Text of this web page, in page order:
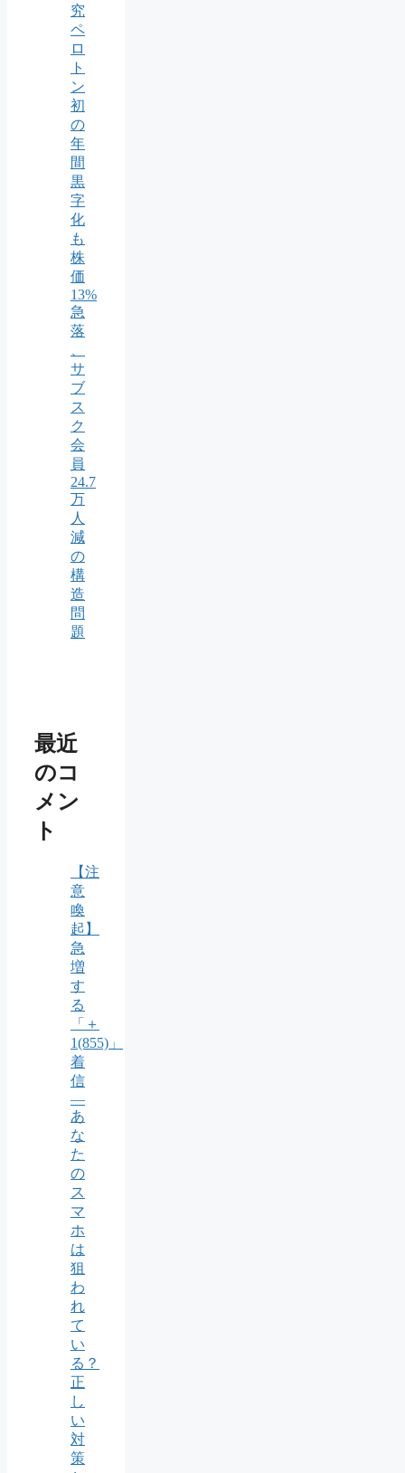
究
ペ
ロ
ト
ン
初
の
年
間
黒
字
化
も
株
価
13%
急
落
サ
ブ
ス
ク
会
員
24.7
万
人
減
の
構
造
問
題
最近
のコ
メン
ト
【注
意
喚
起】
急
増
す
る
「＋
1(855)」
着
信
―
あ
な
た
の
ス
マ
ホ
は
狙
わ
れ
て
い
る？
正
し
い
対
策